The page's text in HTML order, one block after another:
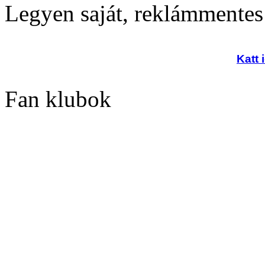
Legyen saját,
Katt
Fan klubok